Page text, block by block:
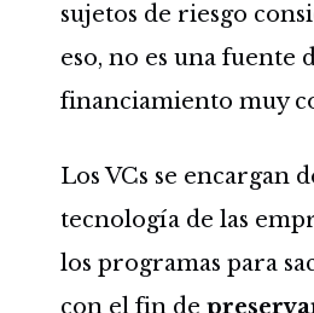
sujetos de riesgo
eso, no es una fuente
financiamiento muy
Los VCs se encargan
tecnología de las
los programas para
con el fin de